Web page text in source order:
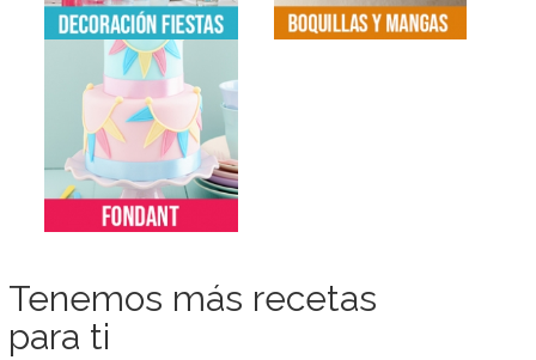
Tenemos más recetas
para ti